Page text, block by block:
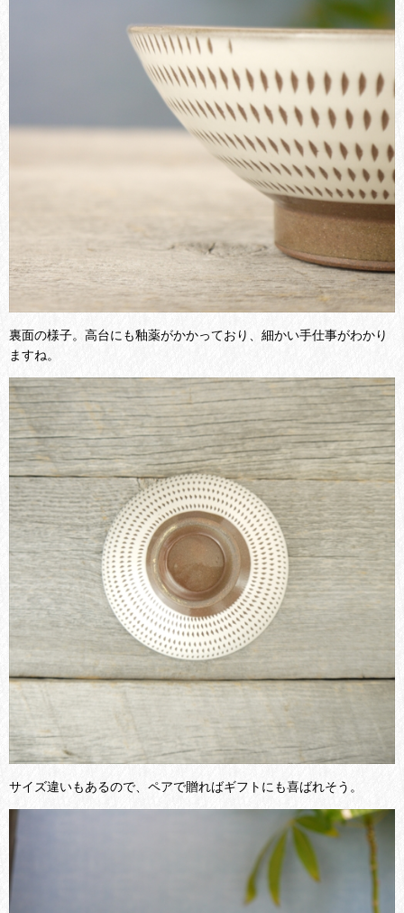
裏面の様子。高台にも釉薬がかかっており、細かい手仕事がわかり
ますね。
サイズ違いもあるので、ペアで贈ればギフトにも喜ばれそう。